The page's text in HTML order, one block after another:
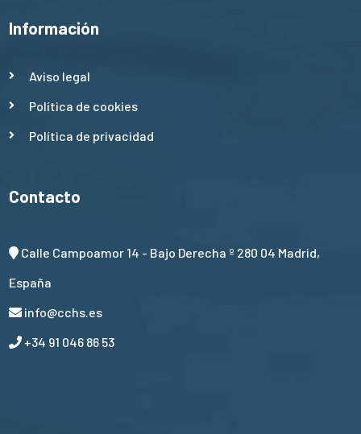
Información
Aviso legal
Política de cookies
Política de privacidad
Contacto
Calle Campoamor 14 - Bajo Derecha º 280 04 Madrid,
España
info@cchs.es
+34 91 046 86 53